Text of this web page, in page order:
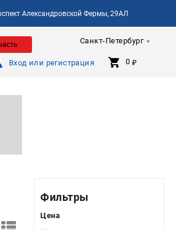
Александровской Фермы, 29АЛ
Санкт-Петербург
Вход или регистрация 0 ₽
Фильтры
Цена